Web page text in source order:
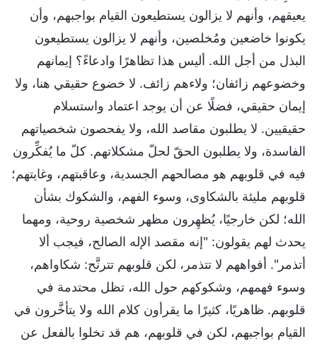
يعيقهم، وأنهم لا يزالون يستطيعون القيام بواجبهم، وأن
يكونوا خاضعين ومُخلصين، وأنهم لا يزالون يستطيعون
البذل من أجل الله. أليس هذا تظاهرًا وادعاءً؟ إيمانهم
وخضوعهم زائفان؛ ولاءهم زائف. لا خضوع حقيقي هنا، ولا
إيمان حقيقي، فضلًا عن أن يوجد اعتماد واستسلام
حقيقيين. لا يطلبون مقاصد الله، ولا يفحصون شخصياتهم
الفاسدة، ولا يطلبون الحقّ لحلّ مشكلاتهم. كلّ ما يُفكِّرون
فيه في قلوبهم هو مصالحهم الجسدية، وعاقبتهم، وغايتهم؛
قلوبهم مليئة بالشكاوى، وسوء الفهم، والشكوك بشأن
الله؛ لكن خارجيًا، يُظهِرون مظهر شخصية روحية، ومهما
يحدث لهم يقولون: "إنه مقصد الإله الصالح، فيجب ألا
أتذمر". أفواههم لا تتذمر، لكن قلوبهم تترنَّح: شكاواهم،
وسوء فهمهم، وشكوكهم حول الله، تظل محتدمة في
قلوبهم. ظاهريًا، كثيرًا ما يقرأون كلام الله ولا يتأخَّرون في
القيام بواجبهم، لكن في قلوبهم، هم قد تخلوا بالفعل عن